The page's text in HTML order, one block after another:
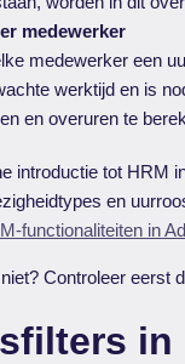
medewerker
medewerker een
werktijd en is
en overuren te
introductie tot HRM
en
functionaliteiten in
Controleer eerst
in